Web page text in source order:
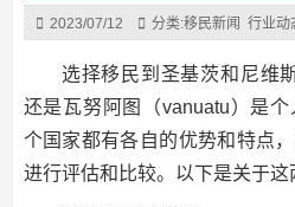
2023/07/12 分类:移民新闻 行业动
选择移民到圣基茨和尼维
还是瓦努阿图（vanuatu）是
个国家都有各自的优势和特点
进行评估和比较。以下是关于这